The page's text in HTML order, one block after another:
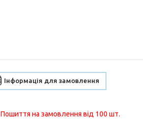
Інформація для замовлення
Пошиття на замовлення від 100 шт.